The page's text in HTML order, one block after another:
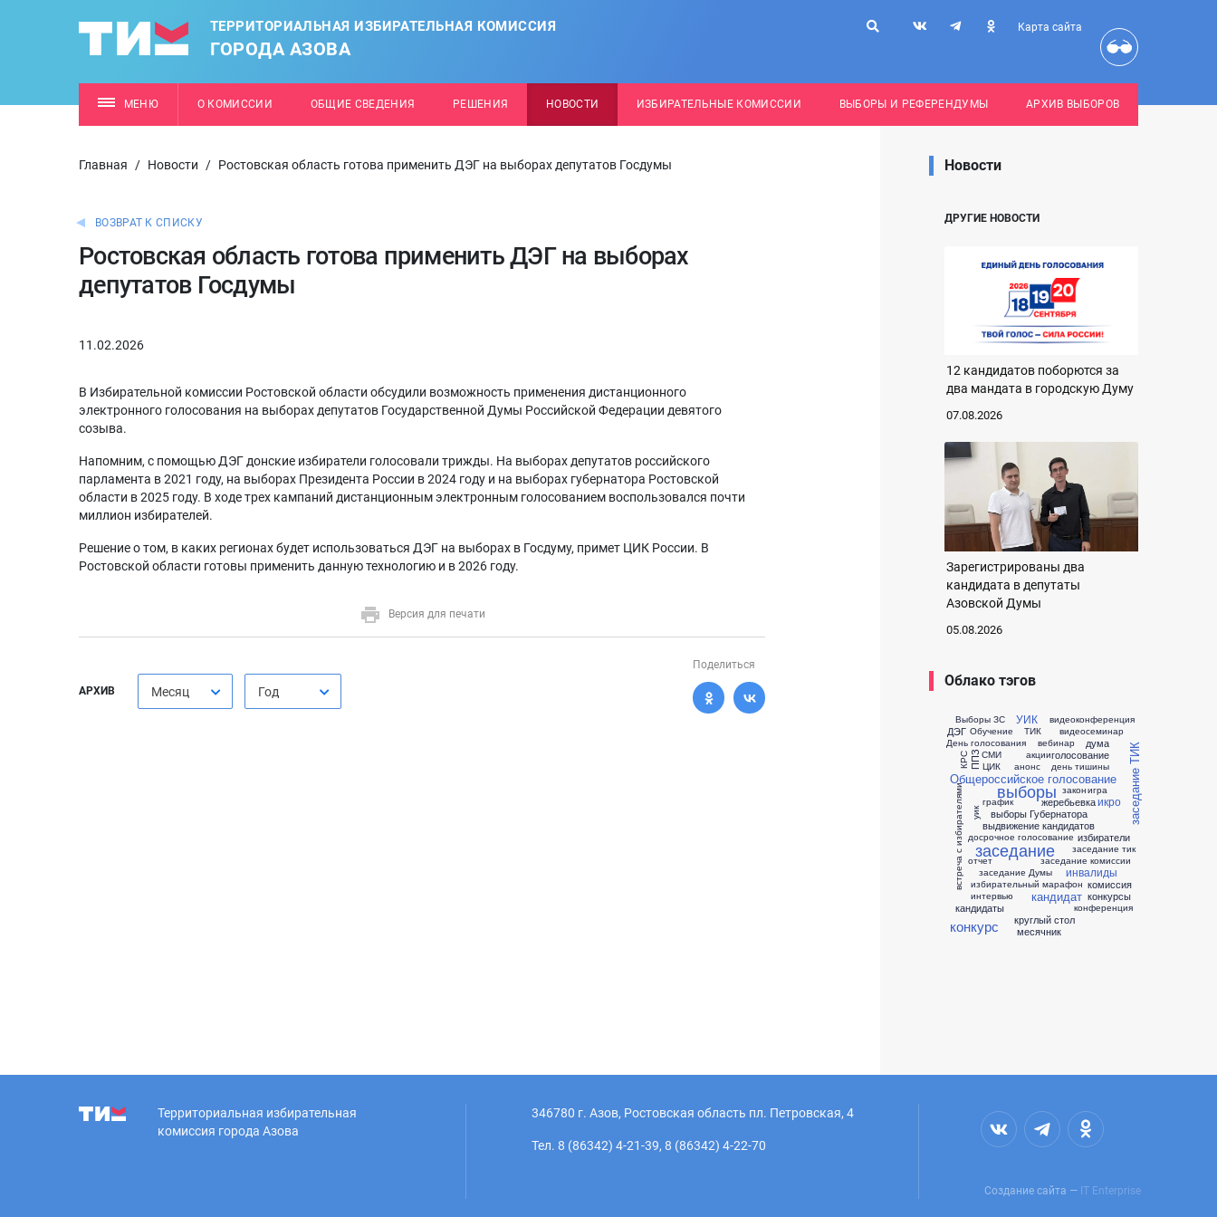
ТЕРРИТОРИАЛЬНАЯ ИЗБИРАТЕЛЬНАЯ КОМИССИЯ
ГОРОДА АЗОВА
Карта сайта
МЕНЮ О КОМИССИИ ОБЩИЕ СВЕДЕНИЯ РЕШЕНИЯ НОВОСТИ ИЗБИРАТЕЛЬНЫЕ КОМИССИИ ВЫБОРЫ И РЕФЕРЕНДУМЫ АРХИВ ВЫБОРОВ
Главная / Новости / Ростовская область готова применить ДЭГ на выборах депутатов Госдумы
ВОЗВРАТ К СПИСКУ
Ростовская область готова применить ДЭГ на выборах
депутатов Госдумы
11.02.2026
В Избирательной комиссии Ростовской области обсудили возможность применения дистанционного
электронного голосования на выборах депутатов Государственной Думы Российской Федерации девятого
созыва.
Напомним, с помощью ДЭГ донские избиратели голосовали трижды. На выборах депутатов российского
парламента в 2021 году, на выборах Президента России в 2024 году и на выборах губернатора Ростовской
области в 2025 году. В ходе трех кампаний дистанционным электронным голосованием воспользовался почти
миллион избирателей.
Решение о том, в каких регионах будет использоваться ДЭГ на выборах в Госдуму, примет ЦИК России. В
Ростовской области готовы применить данную технологию и в 2026 году.
Версия для печати
АРХИВ Месяц Год
Поделиться
Новости
ДРУГИЕ НОВОСТИ
12 кандидатов поборются за
два мандата в городскую Думу
07.08.2026
Зарегистрированы два
кандидата в депутаты
Азовской Думы
05.08.2026
Облако тэгов
Выборы ЗС
ДЭГ
День голосования
КРС
Обучение
Общероссийское голосование
ППЗСМИ
ТИК
УИК
ЦИК
акции
анонс
вебинар
видеоконференция
видеосеминар
встреча с избирателями выборы
выборы Губернатора
выдвижение кандидатов
голосование
график
день тишины
досрочное голосование
дума
жеребьевка
закон
заседание
заседание Думы
заседание ТИК
заседание комиссии
заседание тик
игра
избиратели
избирательный марафон
икро
инвалиды
интервью кандидат
кандидаты
комиссия
конкурс
конкурсы
конференция
круглый стол
месячник
отчет
уик
Территориальная избирательная
комиссия города Азова
346780 г. Азов, Ростовская область пл. Петровская, 4
Тел. 8 (86342) 4-21-39, 8 (86342) 4-22-70
Создание сайта — IT Enterprise